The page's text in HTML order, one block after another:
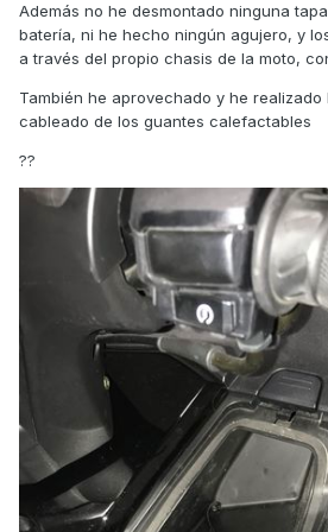
Además no he desmontado ninguna
batería, ni he hecho ningún agujero, y
a través del propio chasis de la moto,
También he aprovechado y he realizado
cableado de los guantes calefactables
??